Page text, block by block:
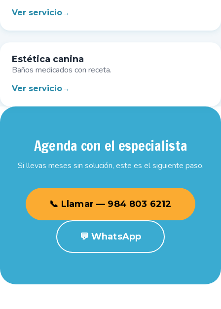
Ver servicio
Estética canina
Baños medicados con receta.
Ver servicio
Agenda con el especialista
Si llevas meses sin solución, este es el siguiente paso.
📞 Llamar — 984 803 6212
💬 WhatsApp